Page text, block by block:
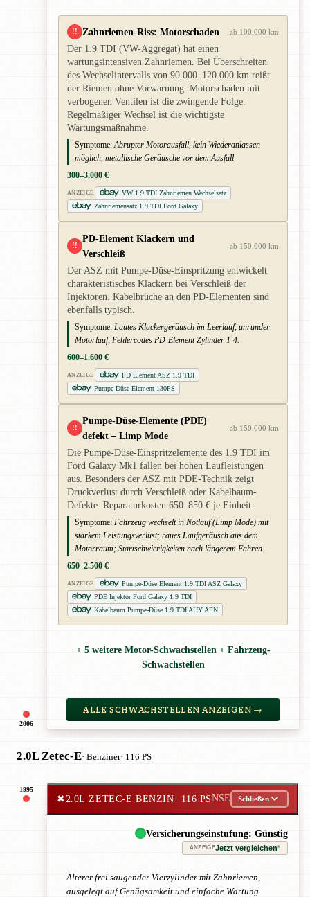
2006
!! Zahnriemen-Riss: Motorschaden ab 100.000 km
Der 1.9 TDI (VW-Aggregat) hat einen
wartungsintensiven Zahnriemen. Bei Überschreiten
des Wechselintervalls von 90.000–120.000 km reißt
der Riemen ohne Vorwarnung. Motorschaden mit
verbogenen Ventilen ist die zwingende Folge.
Regelmäßiger Wechsel ist die wichtigste
Wartungsmaßnahme.
Symptome: Abrupter Motorausfall, kein Wiederanlassen
möglich, metallische Geräusche vor dem Ausfall
300–3.000 €
ANZEIGE
VW 1.9 TDI Zahnriemen Wechselsatz
Zahnriemensatz 1.9 TDI Ford Galaxy
!!
PD-Element Klackern und
Verschleiß
ab 150.000 km
Der ASZ mit Pumpe-Düse-Einspritzung entwickelt
charakteristisches Klackern bei Verschleiß der
Injektoren. Kabelbrüche an den PD-Elementen sind
ebenfalls typisch.
Symptome: Lautes Klackergeräusch im Leerlauf, unrunder
Motorlauf, Fehlercodes PD-Element Zylinder 1-4.
600–1.600 €
ANZEIGE
PD Element ASZ 1.9 TDI
Pumpe-Düse Element 130PS
!!
Pumpe-Düse-Elemente (PDE)
defekt – Limp Mode
ab 150.000 km
Die Pumpe-Düse-Einspritzelemente des 1.9 TDI im
Ford Galaxy Mk1 fallen bei hohen Laufleistungen
aus. Besonders der ASZ mit PDE-Technik zeigt
Druckverlust durch Verschleiß oder Kabelbaum-
Defekte. Reparaturkosten 650–850 € je Einheit.
Symptome: Fahrzeug wechselt in Notlauf (Limp Mode) mit
starkem Leistungsverlust; raues Laufgeräusch aus dem
Motorraum; Startschwierigkeiten nach längerem Fahren.
650–2.500 €
ANZEIGE
Pumpe-Düse Element 1.9 TDI ASZ Galaxy
PDE Injektor Ford Galaxy 1.9 TDI
Kabelbaum Pumpe-Düse 1.9 TDI AUY AFN
+ 5 weitere Motor-Schwachstellen + Fahrzeug-
Schwachstellen
ALLE SCHWACHSTELLEN ANZEIGEN →
2.0L Zetec-E· Benziner· 116 PS
1995
✖2.0L ZETEC-E BENZIN· 116 PSNSE Schließen
Versicherungseinstufung: Günstig
ANZEIGEJetzt vergleichen*
Älterer frei saugender Vierzylinder mit Zahnriemen,
ausgelegt auf Genügsamkeit und einfache Wartung.